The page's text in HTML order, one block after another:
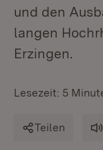
und den
langen
Erzingen.
Lesezeit: 5
Teilen